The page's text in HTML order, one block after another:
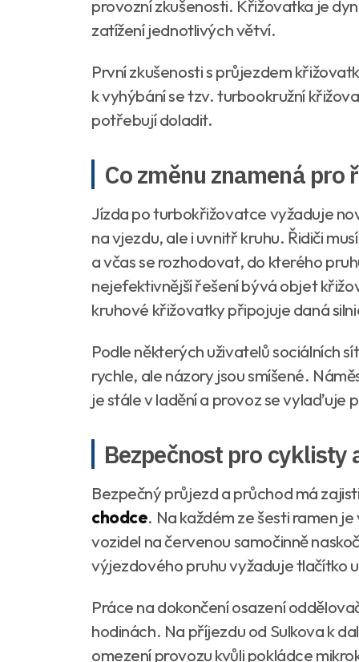
provozní zkušenosti. Křižovatka je
zatížení jednotlivých větví.
První zkušenosti s průjezdem
k vyhýbání se tzv. turbookružní
potřebují doladit.
Co změnu znamená pro
Jízda po turbokřižovatce vyžaduje
na vjezdu, ale i uvnitř kruhu. Řidiči
a včas se rozhodovat, do kterého
nejefektivnější řešení bývá objet
kruhové křižovatky připojuje daná
Podle některých uživatelů sociálních
rychle, ale názory jsou smíšené.
je stále v ladění a provoz se vylaďuje
Bezpečnost pro cyklisty
Bezpečný průjezd a průchod má
chodce. Na každém ze šesti ramen
vozidel na červenou samočinně
výjezdového pruhu vyžaduje tlačítko
Práce na dokončení osazení
hodinách. Na příjezdu od Sulkova k
omezení provozu kvůli pokládce